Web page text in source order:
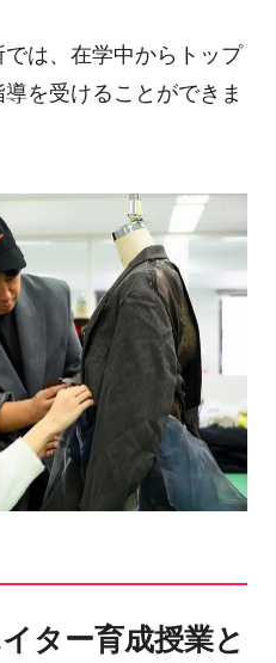
は、在学中からトップ
を受けることができま
ター育成授業と